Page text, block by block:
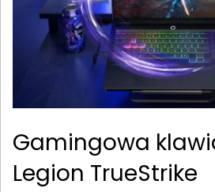
Gamingowa
Legion TrueStrike